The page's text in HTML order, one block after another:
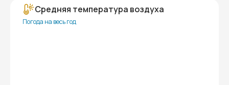
Средняя температура воздуха
Погода на весь год